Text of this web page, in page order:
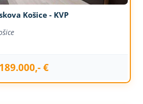
Huskova Košice - KVP
189.000,- €